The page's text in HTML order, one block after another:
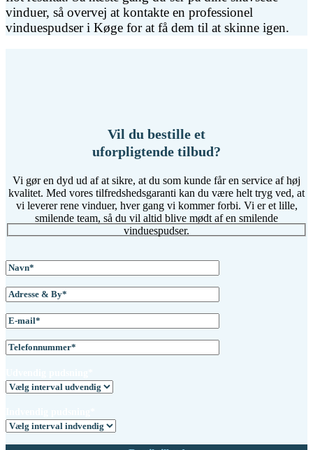
vinduer, så overvej at kontakte en professionel
vinduespudser i Køge for at få dem til at skinne igen.
Vil du bestille et
uforpligtende tilbud?
Vi gør en dyd ud af at sikre, at du som kunde får en service af høj
kvalitet. Med vores tilfredshedsgaranti kan du være helt tryg ved, at
vi leverer rene vinduer, hver gang vi kommer forbi. Vi er et lille,
smilende team, så du vil altid blive mødt af en smilende
vinduespudser.